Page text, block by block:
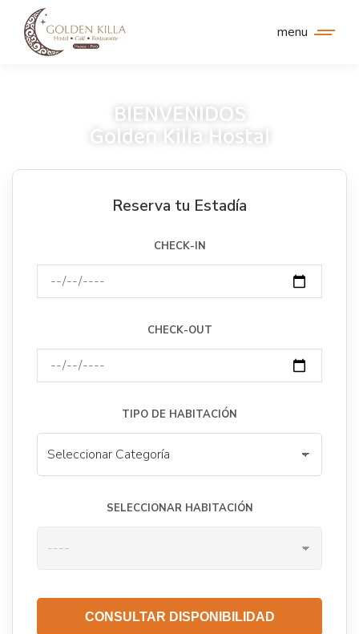
menu
BIENVENIDOS
Golden Killa Hostal
Reserva tu Estadía
CHECK-IN
CHECK-OUT
TIPO DE HABITACIÓN
SELECCIONAR HABITACIÓN
CONSULTAR DISPONIBILIDAD